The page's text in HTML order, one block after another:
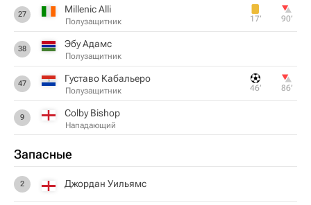
27 Millenic Alli
Полузащитник 17‎’‎ 90‎’‎
38 Эбу Адамс
Полузащитник
47 Густаво Кабальеро
Полузащитник 46‎’‎ 86‎’‎
9 Colby Bishop
Нападающий
Запасные
2 Джордан Уильямс